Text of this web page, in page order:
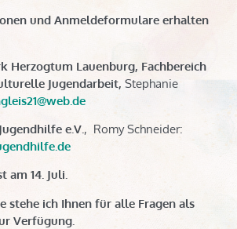
und Anmeldeformulare erhalten
Herzogtum Lauenburg, Fachbereich
Jugendarbeit, Stephanie
e.V., Romy Schneider:
am 14. Juli.
stehe ich Ihnen für alle Fragen als
Verfügung.